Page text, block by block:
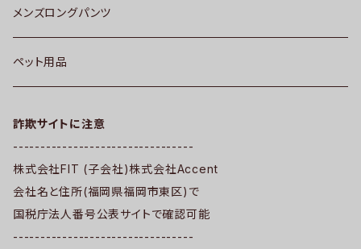
メンズロングパンツ
ペット用品
詐欺サイトに注意
---------------------------------
株式会社FIT (子会社)株式会社Accent
会社名と住所(福岡県福岡市東区)で
国税庁法人番号公表サイトで確認可能
---------------------------------